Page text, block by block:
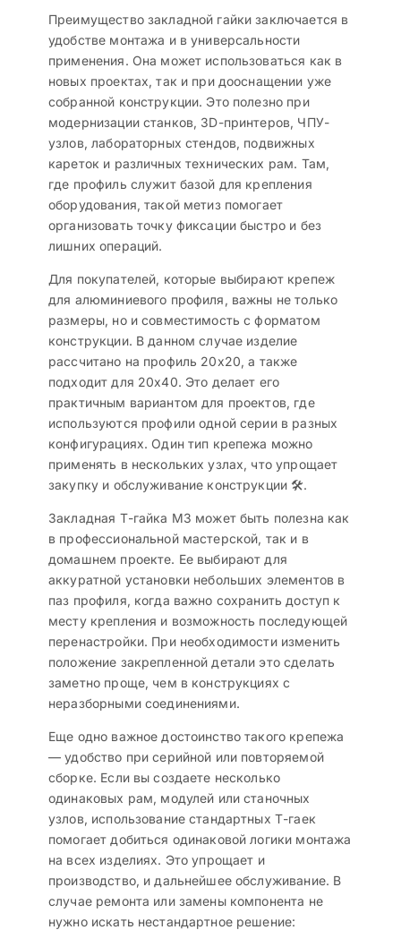
Преимущество закладной гайки заключается в
удобстве монтажа и в универсальности
применения. Она может использоваться как в
новых проектах, так и при дооснащении уже
собранной конструкции. Это полезно при
модернизации станков, 3D-принтеров, ЧПУ-
узлов, лабораторных стендов, подвижных
кареток и различных технических рам. Там,
где профиль служит базой для крепления
оборудования, такой метиз помогает
организовать точку фиксации быстро и без
лишних операций.
Для покупателей, которые выбирают крепеж
для алюминиевого профиля, важны не только
размеры, но и совместимость с форматом
конструкции. В данном случае изделие
рассчитано на профиль 20х20, а также
подходит для 20х40. Это делает его
практичным вариантом для проектов, где
используются профили одной серии в разных
конфигурациях. Один тип крепежа можно
применять в нескольких узлах, что упрощает
закупку и обслуживание конструкции 🛠️.
Закладная Т-гайка M3 может быть полезна как
в профессиональной мастерской, так и в
домашнем проекте. Ее выбирают для
аккуратной установки небольших элементов в
паз профиля, когда важно сохранить доступ к
месту крепления и возможность последующей
перенастройки. При необходимости изменить
положение закрепленной детали это сделать
заметно проще, чем в конструкциях с
неразборными соединениями.
Еще одно важное достоинство такого крепежа
— удобство при серийной или повторяемой
сборке. Если вы создаете несколько
одинаковых рам, модулей или станочных
узлов, использование стандартных Т-гаек
помогает добиться одинаковой логики монтажа
на всех изделиях. Это упрощает и
производство, и дальнейшее обслуживание. В
случае ремонта или замены компонента не
нужно искать нестандартное решение: